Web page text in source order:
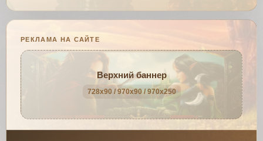
РЕКЛАМА НА САЙТЕ
Верхний баннер
728x90 / 970x90 / 970x250